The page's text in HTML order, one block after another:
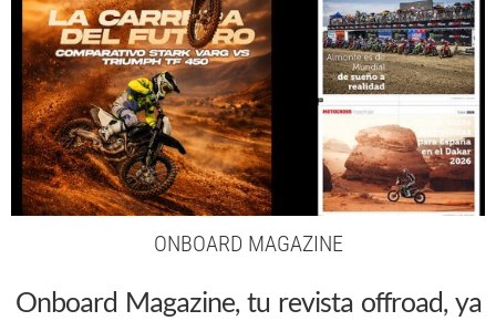
ONBOARD MAGAZINE
Onboard Magazine, tu revista offroad, ya